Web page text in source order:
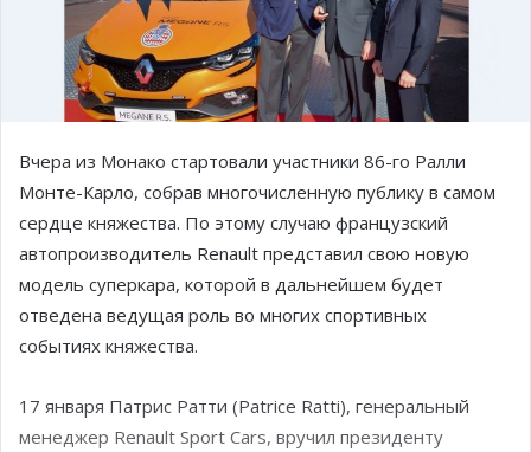
Вчера из Монако стартовали участники 86-го Ралли
Монте-Карло, собрав многочисленную публику в самом
сердце княжества. По этому случаю французский
автопроизводитель Renault представил свою новую
модель суперкара, которой в дальнейшем будет
отведена ведущая роль во многих спортивных
событиях княжества.
17 января Патрис Ратти (Patrice Ratti), генеральный
менеджер Renault Sport Cars, вручил президенту